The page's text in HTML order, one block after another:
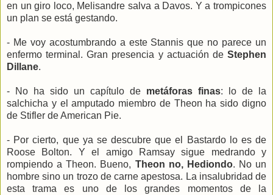
en un giro loco, Melisandre salva a Davos. Y a trompicones
un plan se está gestando.
- Me voy acostumbrando a este Stannis que no parece un
enfermo terminal. Gran presencia y actuación de Stephen
Dillane.
- No ha sido un capítulo de metáforas finas: lo de la
salchicha y el amputado miembro de Theon ha sido digno
de Stifler de American Pie.
- Por cierto, que ya se descubre que el Bastardo lo es de
Roose Bolton. Y el amigo Ramsay sigue medrando y
rompiendo a Theon. Bueno, Theon no, Hediondo. No un
hombre sino un trozo de carne apestosa. La insalubridad de
esta trama es uno de los grandes momentos de la